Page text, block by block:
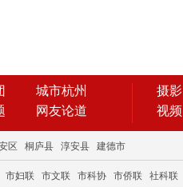
城市杭州
网友论道
摄影
视频
区 桐庐县 淳安县 建德市
市妇联 市文联 市科协 市侨联 社科联